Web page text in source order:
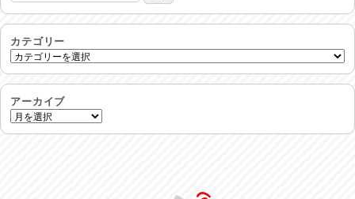
非常時には…
生活支援情報
2026/07/31
24時間体制
2026/07/30
カテゴリー
アーカイブ